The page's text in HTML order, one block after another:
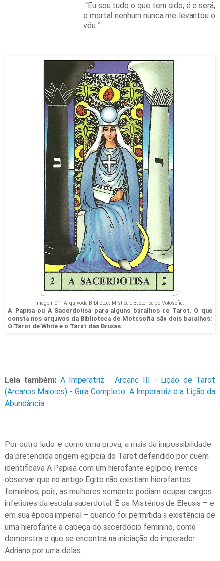
“Eu sou tudo o que tem sido, é e será,
e mortal nenhum nunca me levantou o
véu ”.
Imagem 01 - Arquivo da Biblioteca Mística e Esotérica de Motosofia.
A Papisa ou A Sacerdotisa para alguns baralhos de Tarot. O que
consta nos arquivos da Biblioteca de Motosofia são dois baralhos:
O Tarot de White e o Tarot das Bruxas.
Leia também: A Imperatriz - Arcano III - Lição de Tarot
(Arcanos Maiores) - Guia Completo: A Imperatriz e a Lição da
Abundância
Por outro lado, e como uma prova, a mais da impossibilidade
da pretendida origem egípcia do Tarot defendido por quem
identificava A Papisa com um hierofante egípcio, iremos
observar que no antigo Egito não existiam hierofantes
femininos, pois, as mulheres somente podiam ocupar cargos
inferiores da escala sacerdotal. É os Mistérios de Eleusis – e
em sua época imperial – quando foi permitida a existência de
uma hierofante a cabeça do sacerdócio feminino, como
demonstra o que se encontra na iniciação do imperador
Adriano por uma delas.